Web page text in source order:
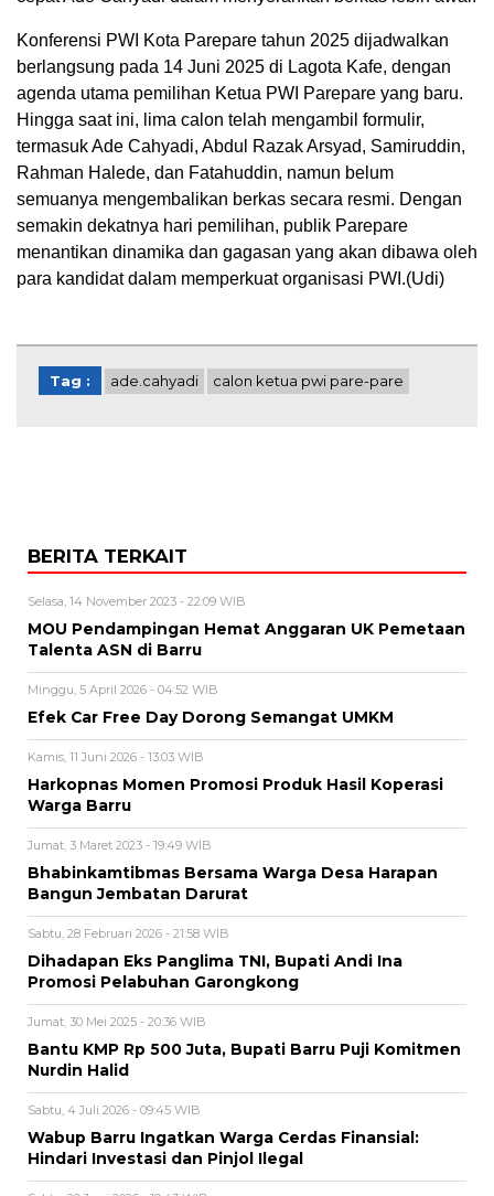
Konferensi PWI Kota Parepare tahun 2025 dijadwalkan
berlangsung pada 14 Juni 2025 di Lagota Kafe, dengan
agenda utama pemilihan Ketua PWI Parepare yang baru.
Hingga saat ini, lima calon telah mengambil formulir,
termasuk Ade Cahyadi, Abdul Razak Arsyad, Samiruddin,
Rahman Halede, dan Fatahuddin, namun belum
semuanya mengembalikan berkas secara resmi. Dengan
semakin dekatnya hari pemilihan, publik Parepare
menantikan dinamika dan gagasan yang akan dibawa oleh
para kandidat dalam memperkuat organisasi PWI.(Udi)
Tag : ade.cahyadi calon ketua pwi pare-pare
BERITA TERKAIT
Selasa, 14 November 2023 - 22:09 WIB
MOU Pendampingan Hemat Anggaran UK Pemetaan
Talenta ASN di Barru
Minggu, 5 April 2026 - 04:52 WIB
Efek Car Free Day Dorong Semangat UMKM
Kamis, 11 Juni 2026 - 13:03 WIB
Harkopnas Momen Promosi Produk Hasil Koperasi
Warga Barru
Jumat, 3 Maret 2023 - 19:49 WIB
Bhabinkamtibmas Bersama Warga Desa Harapan
Bangun Jembatan Darurat
Sabtu, 28 Februari 2026 - 21:58 WIB
Dihadapan Eks Panglima TNI, Bupati Andi Ina
Promosi Pelabuhan Garongkong
Jumat, 30 Mei 2025 - 20:36 WIB
Bantu KMP Rp 500 Juta, Bupati Barru Puji Komitmen
Nurdin Halid
Sabtu, 4 Juli 2026 - 09:45 WIB
Wabup Barru Ingatkan Warga Cerdas Finansial:
Hindari Investasi dan Pinjol Ilegal